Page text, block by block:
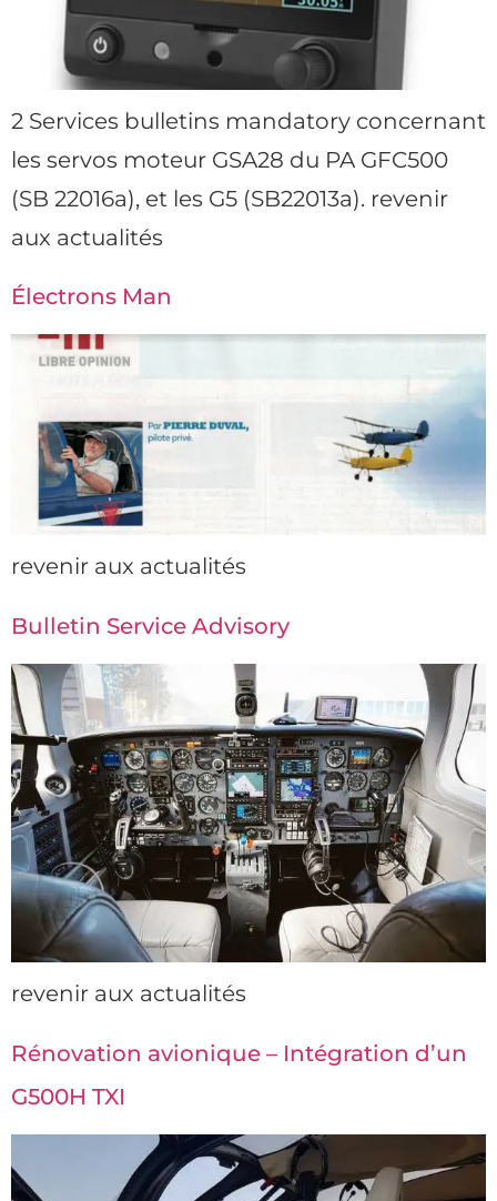
2 Services bulletins mandatory concernant
les servos moteur GSA28 du PA GFC500
(SB 22016a), et les G5 (SB22013a). revenir
aux actualités
Électrons Man
revenir aux actualités
Bulletin Service Advisory
revenir aux actualités
Rénovation avionique – Intégration d’un
G500H TXI